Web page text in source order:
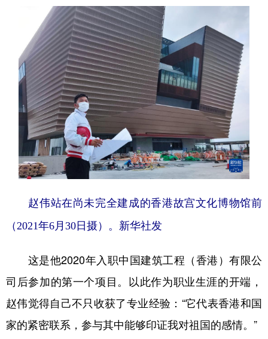
赵伟站在尚未完全建成的香港故宫文化博物馆前
（2021年6月30日摄）。新华社发
这是他2020年入职中国建筑工程（香港）有限公
司后参加的第一个项目。以此作为职业生涯的开端，
赵伟觉得自己不只收获了专业经验：“它代表香港和国
家的紧密联系，参与其中能够印证我对祖国的感情。”